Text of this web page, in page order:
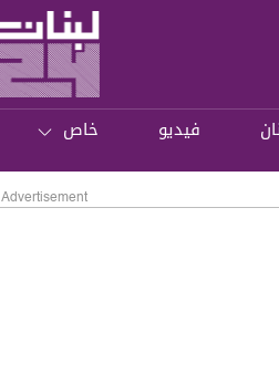
فيديو خاص
Advertisement